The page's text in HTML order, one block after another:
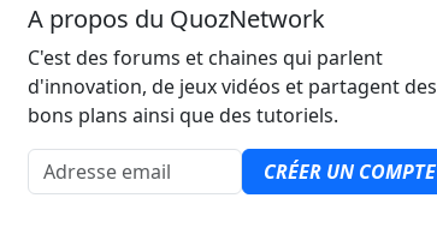
A propos du QuozNetwork
C'est des forums et chaines qui parlent
d'innovation, de jeux vidéos et partagent des
bons plans ainsi que des tutoriels.
Adresse email
CRÉER UN COMPTE